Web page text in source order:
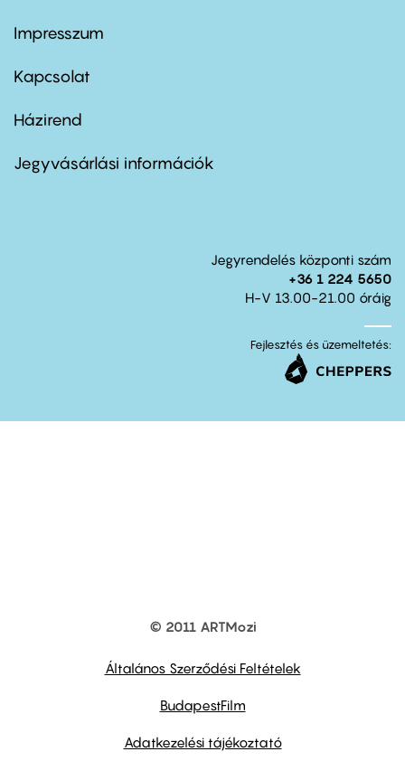
Footer
first
Impresszum
Kapcsolat
Footer
second
Házirend
Jegyvásárlási információk
Jegyrendelés központi szám
+36 1 224 5650
H-V 13.00-21.00 óráig
Fejlesztés és üzemeltetés:
© 2011 ARTMozi
Általános Szerződési Feltételek
BudapestFilm
Adatkezelési tájékoztató